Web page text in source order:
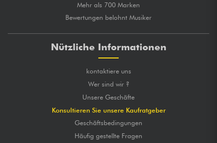
Mehr als 700 Marken
Bewertungen belohnt Musiker
Nützliche Informationen
kontaktiere uns
Wer sind wir ?
Unsere Geschäfte
Konsultieren Sie unsere Kaufratgeber
Geschäftsbedingungen
Häufig gestellte Fragen